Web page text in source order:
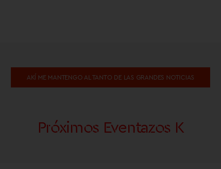
AKÍ ME MANTENGO AL TANTO DE LAS GRANDES NOTICIAS
Próximos Eventazos K